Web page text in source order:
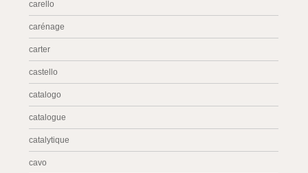
carello
carénage
carter
castello
catalogo
catalogue
catalytique
cavo